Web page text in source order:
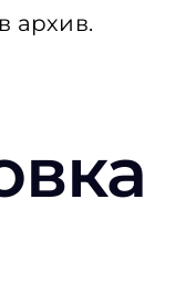
архив.